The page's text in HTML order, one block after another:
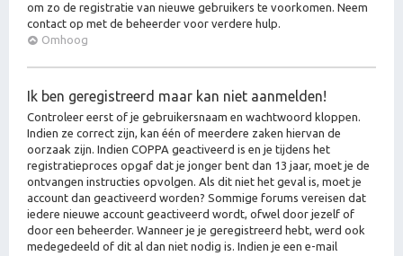
om zo de registratie van nieuwe gebruikers te voorkomen. Neem
contact op met de beheerder voor verdere hulp.
Omhoog
Ik ben geregistreerd maar kan niet aanmelden!
Controleer eerst of je gebruikersnaam en wachtwoord kloppen.
Indien ze correct zijn, kan één of meerdere zaken hiervan de
oorzaak zijn. Indien COPPA geactiveerd is en je tijdens het
registratieproces opgaf dat je jonger bent dan 13 jaar, moet je de
ontvangen instructies opvolgen. Als dit niet het geval is, moet je
account dan geactiveerd worden? Sommige forums vereisen dat
iedere nieuwe account geactiveerd wordt, ofwel door jezelf of
door een beheerder. Wanneer je je geregistreerd hebt, werd ook
medegedeeld of dit al dan niet nodig is. Indien je een e-mail